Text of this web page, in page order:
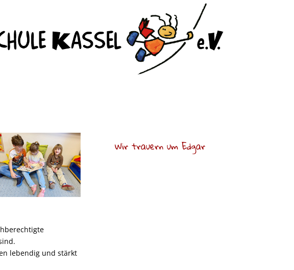
lebendig und stärkt
Wir trauern um Edgar